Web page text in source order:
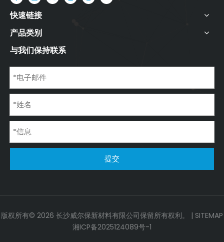
快速链接
产品类别
与我们保持联系
提交
版权所有© 2026 长沙威尔保新材料有限公司保留所有权利。 | SITEMAP
湘ICP备2025124089号-1